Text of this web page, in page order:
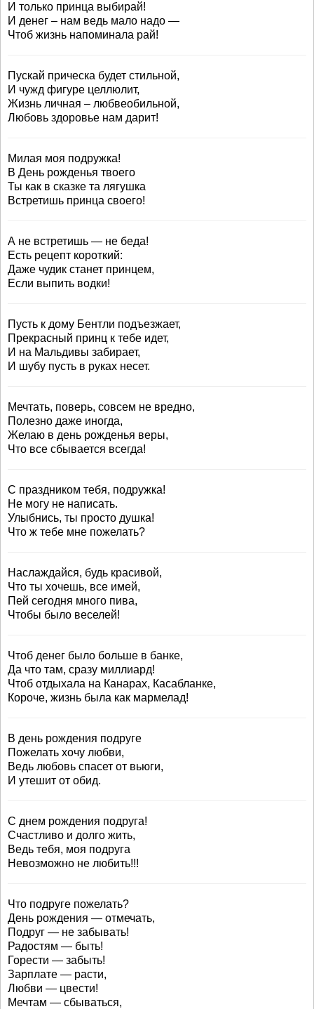
И только принца выбирай!
И денег – нам ведь мало надо —
Чтоб жизнь напоминала рай!
Пускай прическа будет стильной,
И чужд фигуре целлюлит,
Жизнь личная – любвеобильной,
Любовь здоровье нам дарит!
Милая моя подружка!
В День рожденья твоего
Ты как в сказке та лягушка
Встретишь принца своего!
А не встретишь — не беда!
Есть рецепт короткий:
Даже чудик станет принцем,
Если выпить водки!
Пусть к дому Бентли подъезжает,
Прекрасный принц к тебе идет,
И на Мальдивы забирает,
И шубу пусть в руках несет.
Мечтать, поверь, совсем не вредно,
Полезно даже иногда,
Желаю в день рожденья веры,
Что все сбывается всегда!
С праздником тебя, подружка!
Не могу не написать.
Улыбнись, ты просто душка!
Что ж тебе мне пожелать?
Наслаждайся, будь красивой,
Что ты хочешь, все имей,
Пей сегодня много пива,
Чтобы было веселей!
Чтоб денег было больше в банке,
Да что там, сразу миллиард!
Чтоб отдыхала на Канарах, Касабланке,
Короче, жизнь была как мармелад!
В день рождения подруге
Пожелать хочу любви,
Ведь любовь спасет от вьюги,
И утешит от обид.
С днем рождения подруга!
Счастливо и долго жить,
Ведь тебя, моя подруга
Невозможно не любить!!!
Что подруге пожелать?
День рождения — отмечать,
Подруг — не забывать!
Радостям — быть!
Горести — забыть!
Зарплате — расти,
Любви — цвести!
Мечтам — сбываться,